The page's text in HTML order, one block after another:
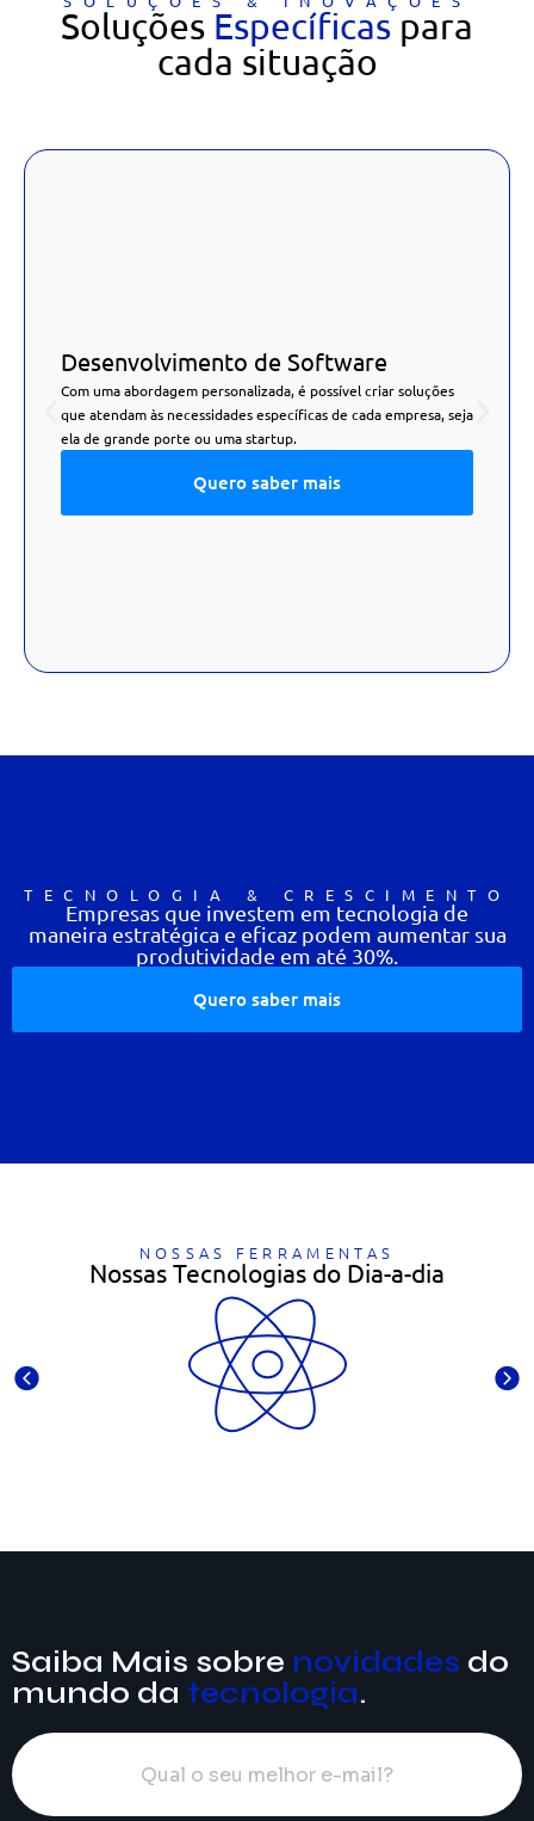
Soluções Específicas para
cada situação
Desenvolvimento de Software
Com uma abordagem personalizada, é possível criar soluções
que atendam às necessidades específicas de cada empresa, seja
ela de grande porte ou uma startup.
Quero saber mais
TECNOLOGIA & CRESCIMENTO
Empresas que investem em tecnologia de
maneira estratégica e eficaz podem aumentar sua
produtividade em até 30%.
Quero saber mais
NOSSAS FERRAMENTAS
Nossas Tecnologias do Dia-a-dia
Saiba Mais sobre novidades do
mundo da tecnologia.